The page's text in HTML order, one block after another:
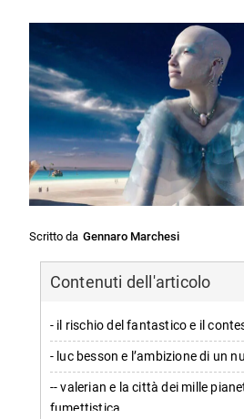
Scritto da Gennaro Marchesi
Contenuti dell'articolo
- il rischio del fantastico e il
- luc besson e l’ambizione di un
-- valerian e la città dei mille
fumettistica